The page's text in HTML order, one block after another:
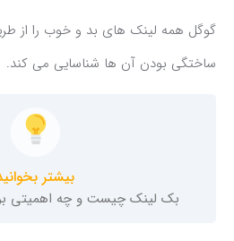
گوگل همه لینک های بد و خوب را از
ساختگی بودن آن ها شناسایی می کند.
بیشتر
بک لینک چیست و چه اهمیتی